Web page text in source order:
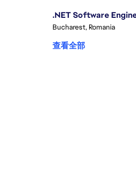
Bucharest, Romania
查看全部